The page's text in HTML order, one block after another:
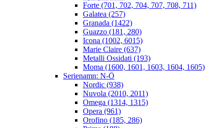
Forte (701, 702, 704, 707, 708, 711)
Galatea (257)
Granada (1422)
Guazzo (181, 280)
Icona (1002, 6015)
Marie Claire (637)
Metalli Ossidati (193)
Moma (1600, 1601, 1603, 1604, 1605)
Serienamn: N-Ö
Nordic (938)
Nuvola (2010, 2011)
Omega (1314, 1315)
Opera (961)
Orofino (185, 286)